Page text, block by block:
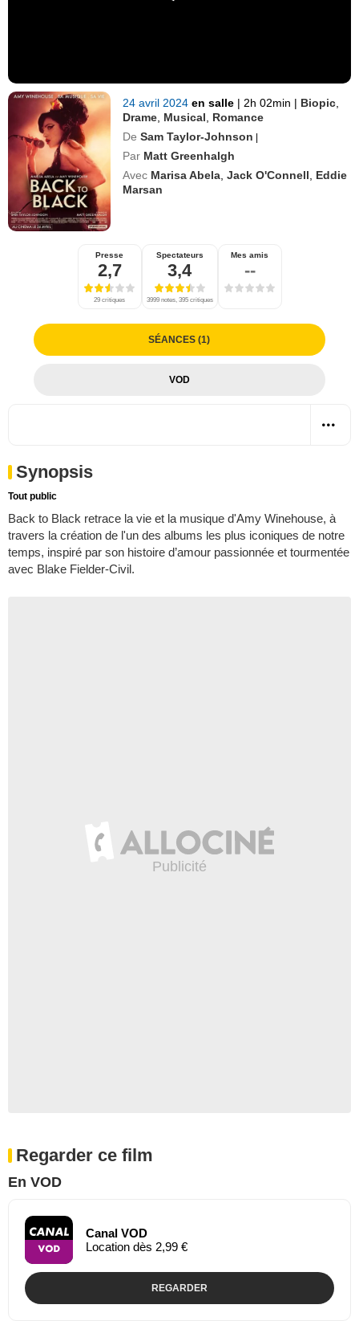
24 avril 2024en salle | 2h 02min | Biopic
Drame Musical
Romance
De Sam Taylor-Johnson |
Par Matt Greenhalgh
Avec Marisa Abela ,Jack O'Connell
Eddie
Marsan
Presse
2,7
29 critiques
Spectateurs
3,4
3999 notes, 395 critiques
Mes amis
--
SÉANCES (1)
VOD
Synopsis
Tout public
Back to Black retrace la vie et la musique d'Amy Winehouse, à
travers la création de l'un des albums les plus iconiques de notre
temps, inspiré par son histoire d’amour passionnée et tourmentée
avec Blake Fielder-Civil.
Regarder ce film
En VOD
Canal VOD
Location dès 2,99 €
REGARDER